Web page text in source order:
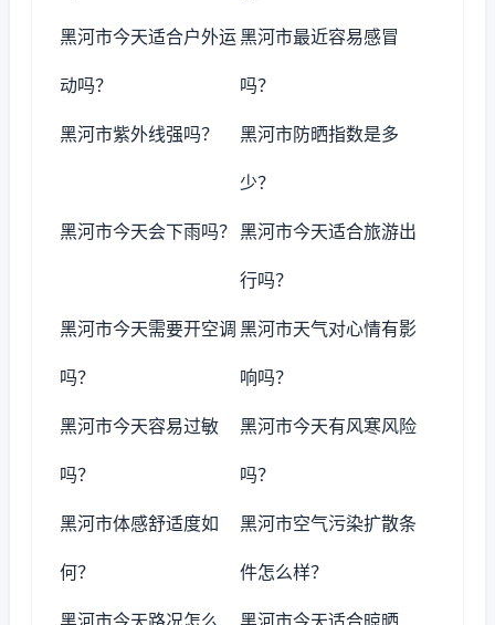
黑河市今天适合户外运
动吗？
黑河市最近容易感冒
吗？
黑河市紫外线强吗？ 黑河市防晒指数是多
少？
黑河市今天会下雨吗？ 黑河市今天适合旅游出
行吗？
黑河市今天需要开空调
吗？
黑河市天气对心情有影
响吗？
黑河市今天容易过敏
吗？
黑河市今天有风寒风险
吗？
黑河市体感舒适度如
何？
黑河市空气污染扩散条
件怎么样？
黑河市今天路况怎么 黑河市今天适合晾晒